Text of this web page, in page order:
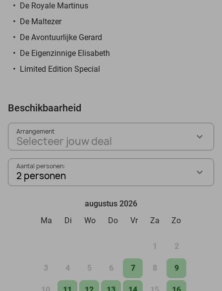
De Royale Martinus
De Maltezer
De Avontuurlijke Gerard
De Eigenzinnige Elisabeth
Limited Edition Special
Beschikbaarheid
Arrangement
Selecteer jouw deal
Aantal personen:
2 personen
augustus 2026
Ma
Di Wo Do Vr Za Zo
1 2
3 4 5 6 7 8 9